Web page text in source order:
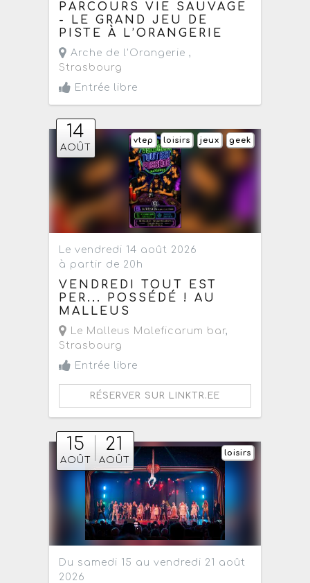
PARCOURS VIE SAUVAGE
- LE GRAND JEU DE
PISTE À L’ORANGERIE
Arche de l'Orangerie ,
Strasbourg
Entrée libre
14
AOÛT
geek
jeux
loisirs
vtep
Le vendredi 14 août 2026
à partir de 20h
VENDREDI TOUT EST
PER... POSSÉDÉ ! AU
MALLEUS
Le Malleus Maleficarum bar,
Strasbourg
Entrée libre
RÉSERVER SUR LINKTR.EE
15
AOÛT
21
AOÛT
loisirs
Du samedi 15 au vendredi 21 août
2026